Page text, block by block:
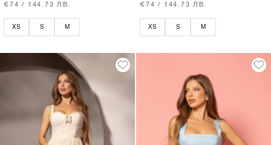
€74 / 144.73 ЛВ.
XS S M
€74 / 144.73 ЛВ.
XS S M